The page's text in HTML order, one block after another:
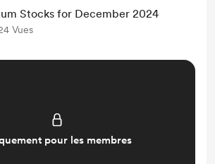
Stocks for December 2024
Vues
pour les membres